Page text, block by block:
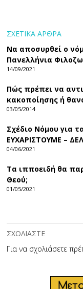
ΣΧΕΤΙΚΑ ΑΡΘΡΑ
Να αποσυρθεί ο
Πανελλήνια
14/09/2021
Πώς πρέπει να
κακοποίησης ή
03/05/2014
Σχέδιο Νόμου για
ΕΥΧΑΡΙΣΤΟΥΜΕ –
04/06/2021
Τα ιπποειδή θα
Θεού;
01/05/2021
ΣΧΟΛΙΑΣΤΕ
Για να σχολιάσετε